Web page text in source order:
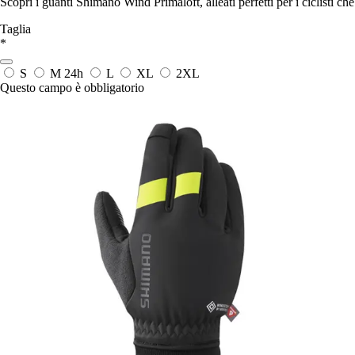
Taglia
*
S M 24h L XL
2XL
Questo campo è obbligatorio